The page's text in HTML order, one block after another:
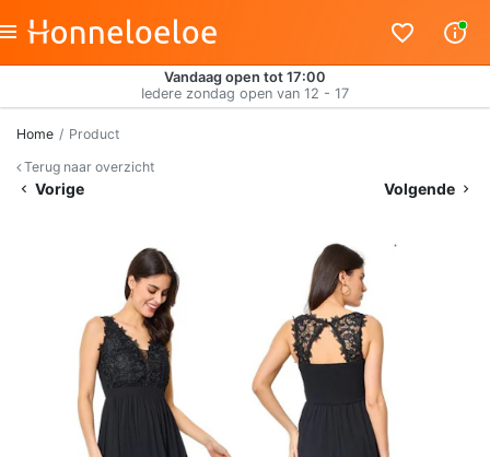
Vandaag open tot 17:00
Iedere zondag open van 12 - 17
Home
Product
Terug naar overzicht
Vorige Volgende